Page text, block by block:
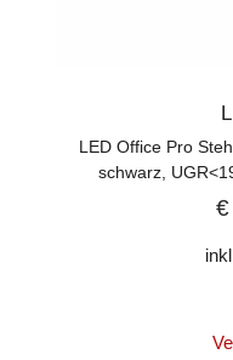
LED Office Pro
schwarz,
€